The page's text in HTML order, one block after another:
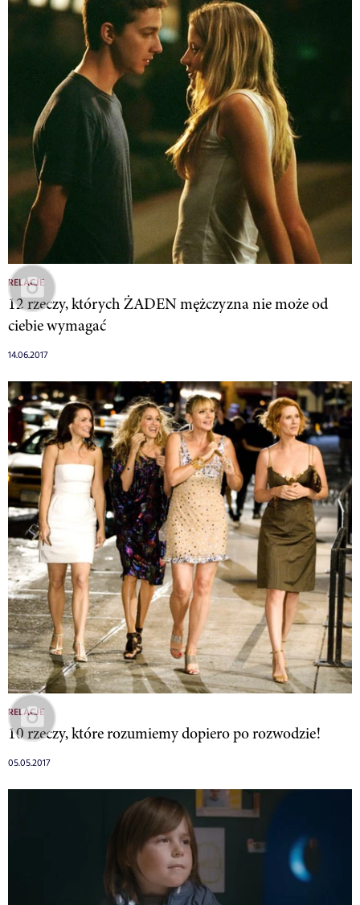
RELACJE
12 rzeczy, których ŻADEN mężczyzna nie może od
ciebie wymagać
14.06.2017
RELACJE
10 rzeczy, które rozumiemy dopiero po rozwodzie!
05.05.2017